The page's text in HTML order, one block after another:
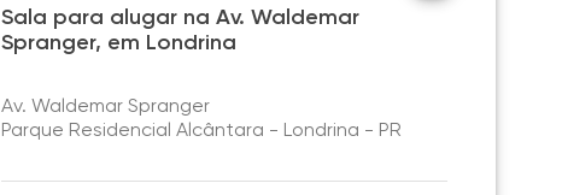
Sala para alugar na Av. Waldemar
Spranger, em Londrina
Av. Waldemar Spranger
Parque Residencial Alcântara - Londrina - PR